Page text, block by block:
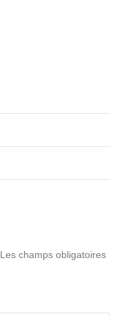
Les champs obligatoires